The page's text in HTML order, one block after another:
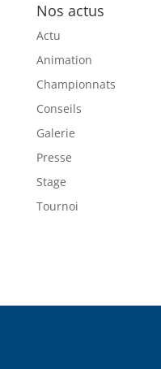
Nos actus
Actu
Animation
Championnats
Conseils
Galerie
Presse
Stage
Tournoi